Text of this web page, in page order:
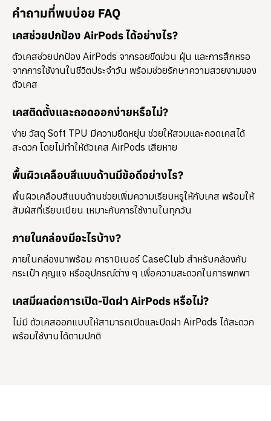
คำถามที่พบบ่อย FAQ
เคสช่วยปกป้อง AirPods ได้อย่างไร?
ตัวเคสช่วยปกป้อง AirPods จากรอยขีดข่วน ฝุ่น และการสึกหรอ
จากการใช้งานในชีวิตประจำวัน พร้อมช่วยรักษาความสวยงามของ
ตัวเคส
เคสติดตั้งและถอดออกง่ายหรือไม่?
ง่าย วัสดุ Soft TPU มีความยืดหยุ่น ช่วยให้สวมและถอดเคสได้
สะดวก โดยไม่ทำให้ตัวเคส AirPods เสียหาย
พื้นผิวเคลือบสีแบบด้านมีข้อดีอย่างไร?
พื้นผิวเคลือบสีแบบด้านช่วยเพิ่มความเรียบหรูให้กับเคส พร้อมให้
สัมผัสที่เรียบเนียน เหมาะกับการใช้งานในทุกวัน
ภายในกล่องมีอะไรบ้าง?
ภายในกล่องมาพร้อม คาราบิเนอร์ CaseClub สำหรับคล้องกับ
กระเป๋า กุญแจ หรืออุปกรณ์ต่าง ๆ เพื่อความสะดวกในการพกพา
เคสมีผลต่อการเปิด-ปิดฝา AirPods หรือไม่?
ไม่มี ตัวเคสออกแบบให้สามารถเปิดและปิดฝา AirPods ได้สะดวก
พร้อมใช้งานได้ตามปกติ